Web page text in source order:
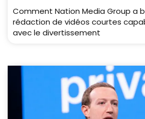
Comment Nation Media Group a
rédaction de vidéos courtes
avec le divertissement